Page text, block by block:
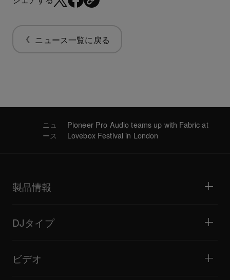
ニュース一覧に戻る
ニュ
ース
Pioneer Pro Audio teams up with Fabric at
Lovebox Festival in London
製品情報
DJミキサー
オールインワンDJシステム
DJサンプラー
DJエフェクター
DJタイプ
ライブストリーミング
ミニクラブ / バー・ラウンジ
ビデオ